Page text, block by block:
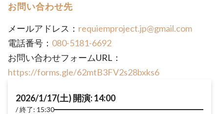
お問い合わせ先
メールアドレス： requiemproject.jp@gmail.com
電話番号： 080-5181-6692
お問い合わせフォームURL：
https://forms.gle/62mtB3FV2s28bxks6
2026/1/17(土) 開演: 14:00
終了: 15:30